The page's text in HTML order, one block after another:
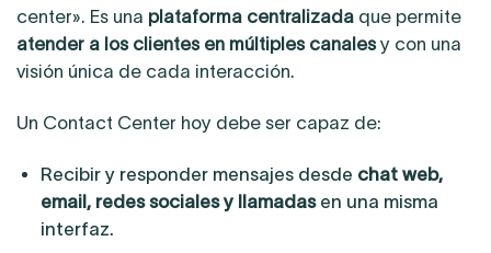
center». Es una plataforma centralizada que permite
atender a los clientes en múltiples canales y con una
visión única de cada interacción.
Un Contact Center hoy debe ser capaz de:
Recibir y responder mensajes desde chat web,
email, redes sociales y llamadasen una misma
interfaz.